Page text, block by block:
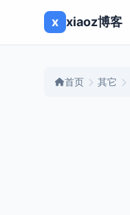
x xiaoz博客
首页 其它